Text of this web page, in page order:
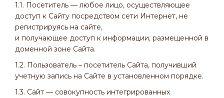
1.1. Посетитель — любое лицо, осуществляющее
доступ к Сайту посредством сети Интернет, не
регистрируясь на сайте,
и получающее доступ к информации, размещенной в
доменной зоне Сайта.
1.2. Пользователь – посетитель Сайта, получивший
учетную запись на Сайте в установленном порядке.
1.3. Сайт — совокупность интегрированных